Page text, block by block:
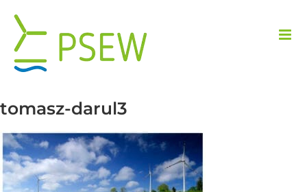
zawartości
tomasz-darul3